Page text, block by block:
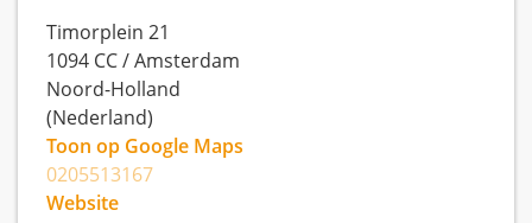
Timorplein 21
1094 CC/Amsterdam
Noord-Holland
(Nederland)
Toon op Google Maps
0205513167
Website